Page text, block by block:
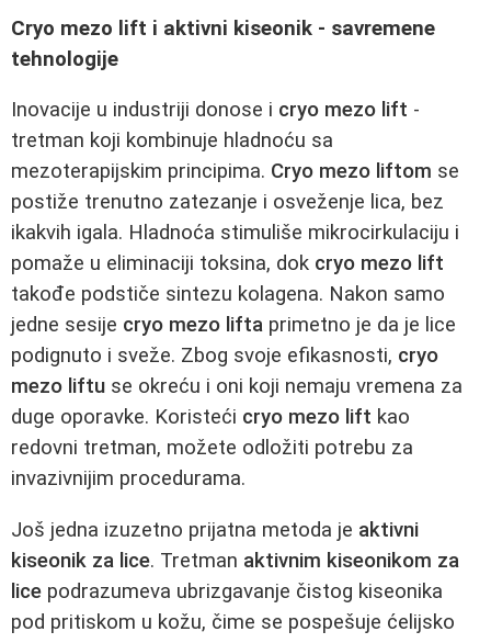
Cryo mezo lift i aktivni kiseonik - savremene
tehnologije
Inovacije u industriji donose i cryo mezo lift -
tretman koji kombinuje hladnoću sa
mezoterapijskim principima. Cryo mezo liftom se
postiže trenutno zatezanje i osveženje lica, bez
ikakvih igala. Hladnoća stimuliše mikrocirkulaciju i
pomaže u eliminaciji toksina, dok cryo mezo lift
takođe podstiče sintezu kolagena. Nakon samo
jedne sesije cryo mezo lifta primetno je da je lice
podignuto i sveže. Zbog svoje efikasnosti, cryo
mezo liftu se okreću i oni koji nemaju vremena za
duge oporavke. Koristeći cryo mezo lift kao
redovni tretman, možete odložiti potrebu za
invazivnijim procedurama.
Još jedna izuzetno prijatna metoda je aktivni
kiseonik za lice. Tretman aktivnim kiseonikom za
lice podrazumeva ubrizgavanje čistog kiseonika
pod pritiskom u kožu, čime se pospešuje ćelijsko